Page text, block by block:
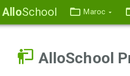
AlloSchool Maroc
AlloSchool